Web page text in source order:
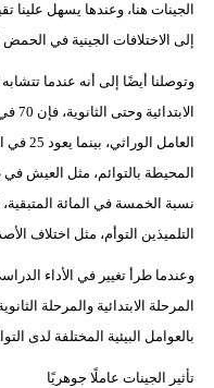
الجينات هنا، وعندها يسهل علينا
إلى الاختلافات الجينية في
وتوصلنا أيضًا إلى أنه عندما
العامل
المحيطة بالتوائم، مثل العيش في
نسبة الخمسة في المائة المتبقية،
التلميذين التوأم، مثل اختلاف
وعندما طرأ تغيير في الأداء
المرحلة الابتدائية والمرحلة
بالعوامل البيئية المختلفة لدى
تأثير الجينات عاملًا جوهريًا